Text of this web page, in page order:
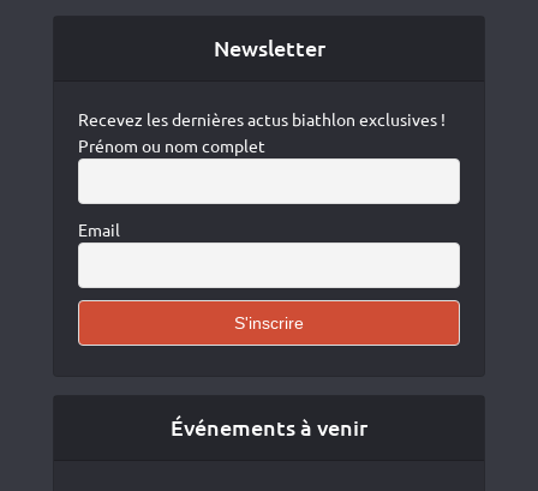
Newsletter
Recevez les dernières actus biathlon exclusives !
Prénom ou nom complet
Email
Événements à venir